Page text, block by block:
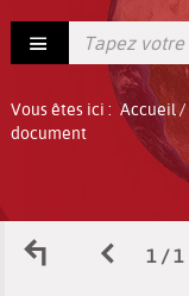
Vous êtes ici : Accueil/
document
Retour
Page
1 / 1